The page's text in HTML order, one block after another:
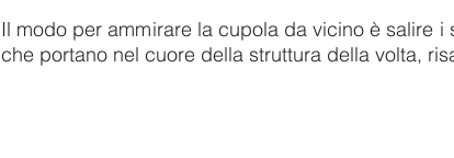
Il modo per ammirare la cupola da vicino è salire i
che portano nel cuore della struttura della volta,